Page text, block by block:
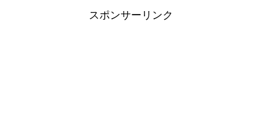
スポンサーリンク